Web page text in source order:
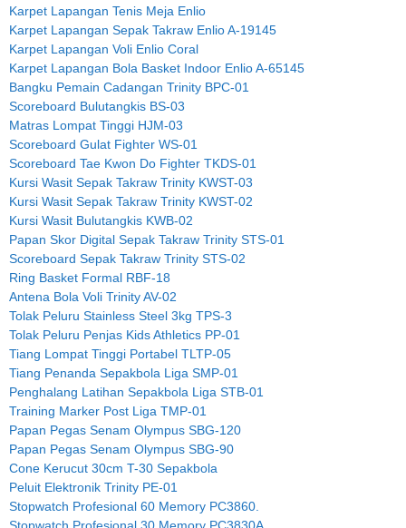
Karpet Lapangan Tenis Meja Enlio
Karpet Lapangan Sepak Takraw Enlio A-19145
Karpet Lapangan Voli Enlio Coral
Karpet Lapangan Bola Basket Indoor Enlio A-65145
Bangku Pemain Cadangan Trinity BPC-01
Scoreboard Bulutangkis BS-03
Matras Lompat Tinggi HJM-03
Scoreboard Gulat Fighter WS-01
Scoreboard Tae Kwon Do Fighter TKDS-01
Kursi Wasit Sepak Takraw Trinity KWST-03
Kursi Wasit Sepak Takraw Trinity KWST-02
Kursi Wasit Bulutangkis KWB-02
Papan Skor Digital Sepak Takraw Trinity STS-01
Scoreboard Sepak Takraw Trinity STS-02
Ring Basket Formal RBF-18
Antena Bola Voli Trinity AV-02
Tolak Peluru Stainless Steel 3kg TPS-3
Tolak Peluru Penjas Kids Athletics PP-01
Tiang Lompat Tinggi Portabel TLTP-05
Tiang Penanda Sepakbola Liga SMP-01
Penghalang Latihan Sepakbola Liga STB-01
Training Marker Post Liga TMP-01
Papan Pegas Senam Olympus SBG-120
Papan Pegas Senam Olympus SBG-90
Cone Kerucut 30cm T-30 Sepakbola
Peluit Elektronik Trinity PE-01
Stopwatch Profesional 60 Memory PC3860.
Stopwatch Profesional 30 Memory PC3830A.